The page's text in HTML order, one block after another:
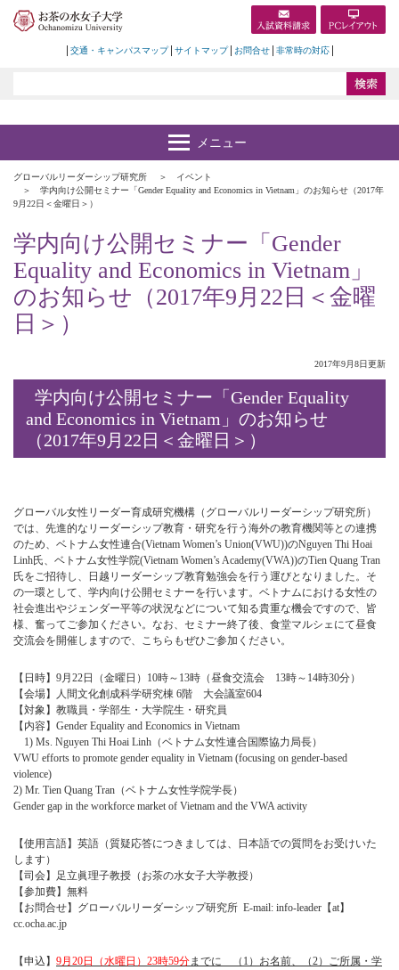
交通・キャンパスマップ サイトマップ お問合せ 非常時の対応
グローバルリーダーシップ研究所
イベント
学内向け公開セミナー「Gender Equality and Economics in Vietnam」のお知らせ（2017年
9月22日＜金曜日＞）
学内向け公開セミナー「Gender
Equality and Economics in Vietnam」
のお知らせ（2017年9月22日＜金曜
日＞）
2017年9月8日更新
学内向け公開セミナー「Gender Equality
and Economics in Vietnam」のお知らせ
（2017年9月22日＜金曜日＞）
グローバル女性リーダー育成研究機構（グローバルリーダーシップ研究所）
では、先進的なリーダーシップ教育・研究を行う海外の教育機関等との連携
のため、ベトナム女性連合(Vietnam Women’s Union(VWU))のNguyen Thi Hoai
Linh氏、ベトナム女性学院(Vietnam Women’s Academy(VWA))のTien Quang Tran
氏をご招待し、日越リーダーシップ教育勉強会を行う運びとなりました。そ
の一環として、学内向け公開セミナーを行います。ベトナムにおける女性の
社会進出やジェンダー平等の状況などについて知る貴重な機会ですので、皆
様、奮ってご参加ください。なお、セミナー終了後、食堂マルシェにて昼食
交流会を開催しますので、こちらもぜひご参加ください。
【日時】9月22日（金曜日）10時～13時（昼食交流会 13時～14時30分）
【会場】人間文化創成科学研究棟 6階 大会議室604
【対象】教職員・学部生・大学院生・研究員
【内容】Gender Equality and Economics in Vietnam
1) Ms. Nguyen Thi Hoai Linh（ベトナム女性連合国際協力局長）
VWU efforts to promote gender equality in Vietnam (focusing on gender-based
violence)
2) Mr. Tien Quang Tran（ベトナム女性学院学長）
Gender gap in the workforce market of Vietnam and the VWA activity
【使用言語】英語（質疑応答につきましては、日本語での質問をお受けいた
します）
【司会】足立眞理子教授（お茶の水女子大学教授）
【参加費】無料
【お問合せ】グローバルリーダーシップ研究所 E-mail: info-leader【at】
cc.ocha.ac.jp
【申込】 9月20日（水曜日）23時59分までに （1）お名前、（2）ご所属・学